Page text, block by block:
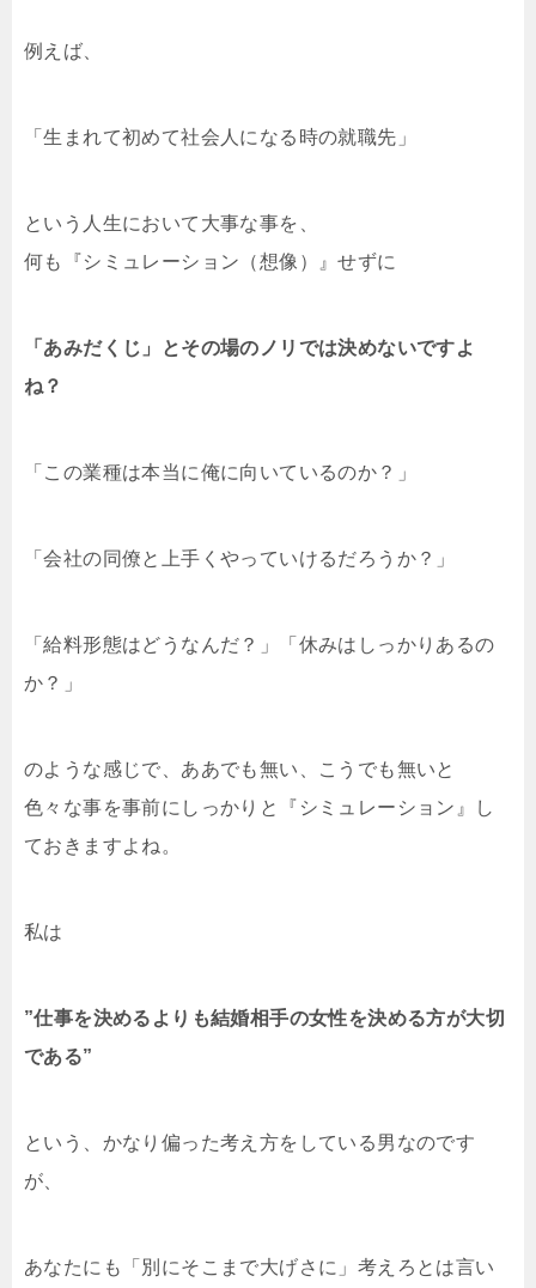
例えば、
「生まれて初めて社会人になる時の就職先」
という人生において大事な事を、
何も『シミュレーション（想像）』せずに
「あみだくじ」とその場のノリでは決めないですよ
ね？
「この業種は本当に俺に向いているのか？」
「会社の同僚と上手くやっていけるだろうか？」
「給料形態はどうなんだ？」「休みはしっかりあるの
か？」
のような感じで、ああでも無い、こうでも無いと
色々な事を事前にしっかりと『シミュレーション』し
ておきますよね。
私は
”仕事を決めるよりも結婚相手の女性を決める方が大切
である”
という、かなり偏った考え方をしている男なのです
が、
あなたにも「別にそこまで大げさに」考えろとは言い